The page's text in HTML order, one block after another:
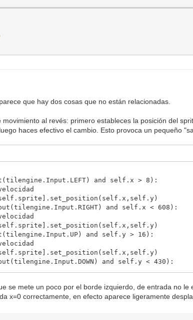
que hay dos cosas que no están relacionadas.
movimiento al revés: primero estableces la posición del
haces efectivo el cambio. Esto provoca un pequeño
and self.x > 8):
and self.x < 608):
and self.y > 16):
and self.y < 430):
se mete un poco por el borde izquierdo, de entrada no
x=0 correctamente, en efecto aparece ligeramente